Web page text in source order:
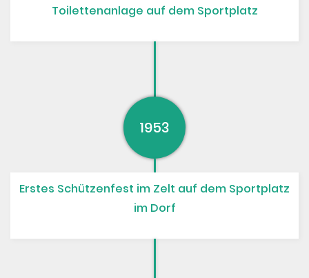
Toilettenanlage auf dem Sportplatz
1953
Erstes Schützenfest im Zelt auf dem Sportplatz
im Dorf